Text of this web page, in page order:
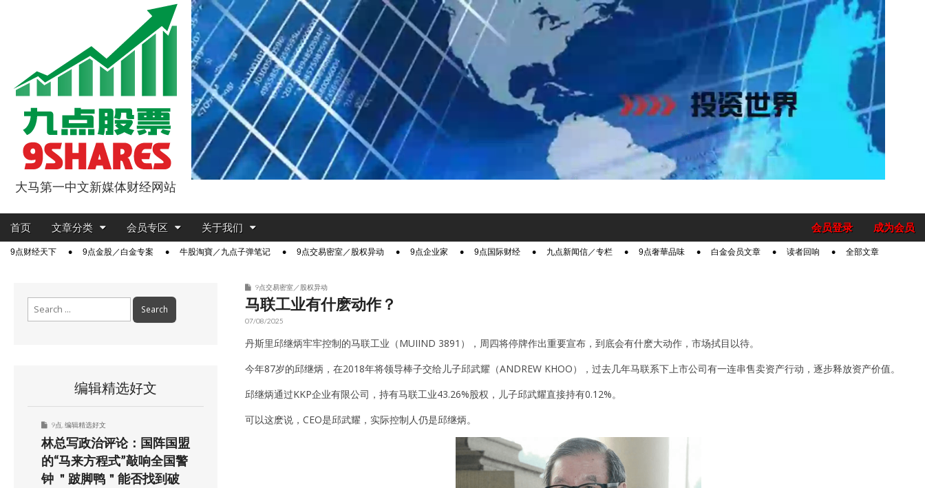
9点股票
大马第一中文新媒体财经网站
Main
Skip
content
首页 文章分类 会员专区 关于我们 成为会员
会员登录
Sub9点财经天下 9点金股／白金专案 牛股淘寶／九点子弹笔记 9点交易密室／股权异动 9点企业家 9点国际财经 九点新闻信／专栏 9点奢華品味 白金会员文章 读者回响 全部文章
9点交易密室／股权异动
马联工业有什麽动作？
07/08/2025
丹斯里邱继炳牢牢控制的马联工业（MUIIND 3891），周四将停牌作出重要宣布，到底会有什麽大动作，市场拭目以待。
今年87岁的邱继炳，在2018年将领导棒子交给儿子邱武耀（ANDREW KHOO），过去几年马联系下上市公司有一连串售卖资产行动，逐步释放资产价值。
邱继炳通过KKP企业有限公司，持有马联工业43.26%股权，儿子邱武耀直接持有0.12%。
可以这麽说，CEO是邱武耀，实际控制人仍是邱继炳。
编辑精选好文
9点 编辑精选好文
林总写政治评论：国阵国盟
的“马来方程式”敲响全国警
钟 ＂跛脚鸭＂能否找到破